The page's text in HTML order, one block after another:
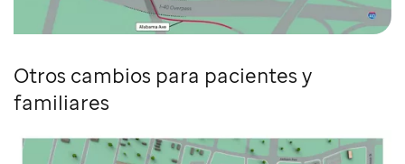
Otros cambios para pacientes y
familiares